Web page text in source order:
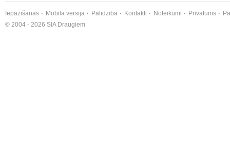
Iepazīšanās Mobilā versija Palīdzība Kontakti Noteikumi Privātums
© 2004 - 2026 SIA Draugiem